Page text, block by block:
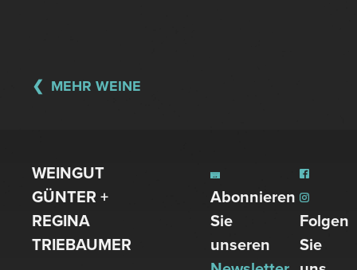
MEHR WEINE
WEINGUT
GÜNTER +
REGINA
TRIEBAUMER
Abonnieren
Sie
unseren
Folgen
Sie